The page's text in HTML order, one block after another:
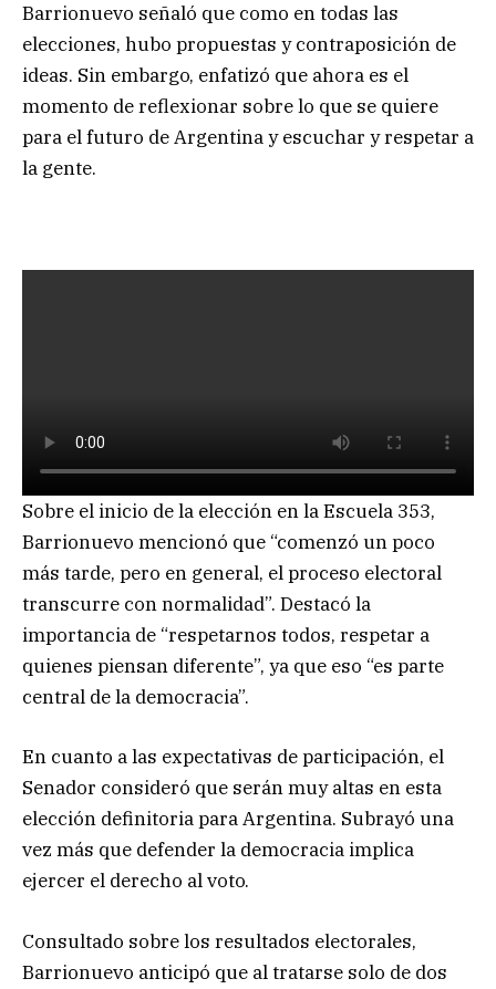
Barrionuevo señaló que como en todas las
elecciones, hubo propuestas y contraposición de
ideas. Sin embargo, enfatizó que ahora es el
momento de reflexionar sobre lo que se quiere
para el futuro de Argentina y escuchar y respetar a
la gente.
Sobre el inicio de la elección en la Escuela 353,
Barrionuevo mencionó que “comenzó un poco
más tarde, pero en general, el proceso electoral
transcurre con normalidad”. Destacó la
importancia de “respetarnos todos, respetar a
quienes piensan diferente”, ya que eso “es parte
central de la democracia”.
En cuanto a las expectativas de participación, el
Senador consideró que serán muy altas en esta
elección definitoria para Argentina. Subrayó una
vez más que defender la democracia implica
ejercer el derecho al voto.
Consultado sobre los resultados electorales,
Barrionuevo anticipó que al tratarse solo de dos